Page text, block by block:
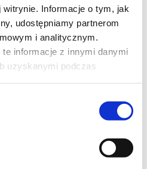
Informacje o tym, jak
udostępniamy partnerom
i analitycznym.
te informacje z innymi danymi
uzyskanymi podczas